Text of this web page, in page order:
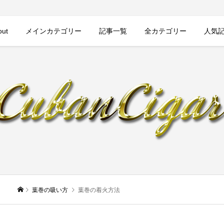
メインカテゴリー 記事一覧 全カテゴリー 人気
葉巻の吸い方 葉巻の着火方法